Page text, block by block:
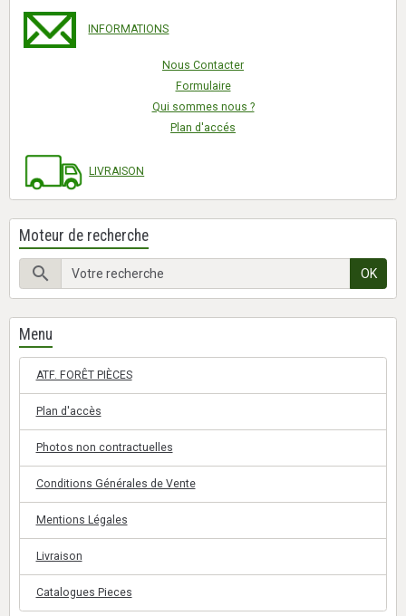
INFORMATIONS
Nous Contacter
Formulaire
Qui sommes nous ?
Plan d'accés
LIVRAISON
Moteur de recherche
OK
Menu
ATF. FORÊT PIÈCES
Plan d'accès
Photos non contractuelles
Conditions Générales de Vente
Mentions Légales
Livraison
Catalogues Pieces